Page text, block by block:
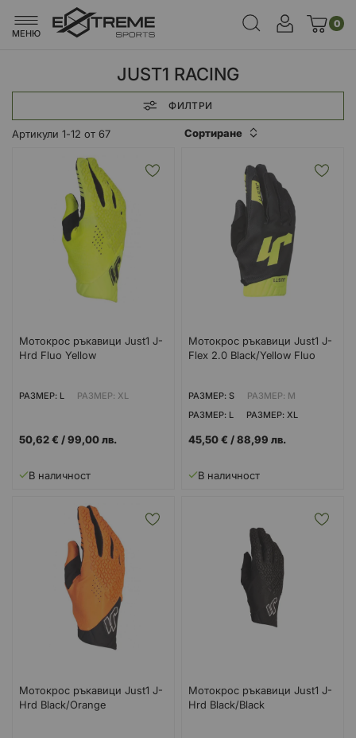
МЕНЮ
0
JUST1 RACING
ФИЛТРИ
Артикули 1-12 от 67 Сортиране
Мотокрос ръкавици Just1 J-
Hrd Fluo Yellow
РАЗМЕР: L РАЗМЕР: XL
50,62 € /99,00 лв.
В наличност
Мотокрос ръкавици Just1 J-
Flex 2.0 Black/Yellow Fluo
РАЗМЕР: S
РАЗМЕР: M
РАЗМЕР: L
РАЗМЕР: XL
РАЗМЕР: XXL
45,50 € /88,99 лв.
В наличност
Мотокрос ръкавици Just1 J-
Hrd Black/Orange
Мотокрос ръкавици Just1 J-
Hrd Black/Black